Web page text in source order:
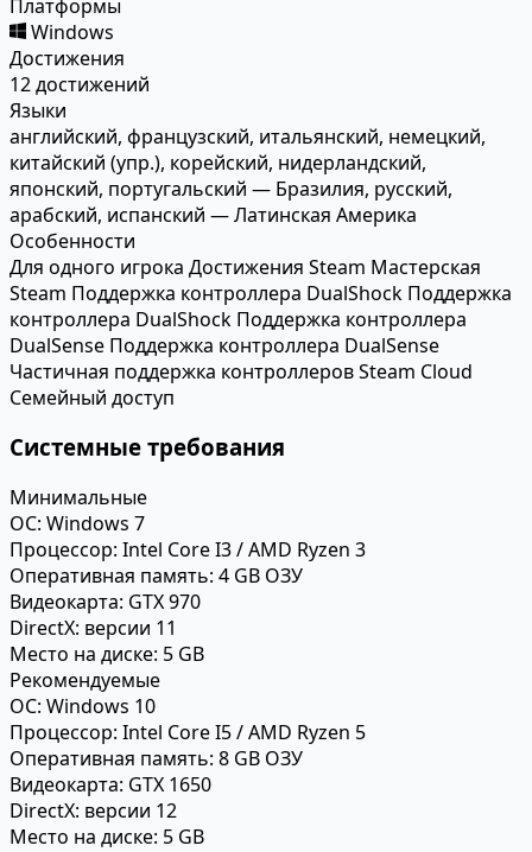
Платформы
Windows
Достижения
12 достижений
Языки
английский, французский, итальянский, немецкий,
китайский (упр.), корейский, нидерландский,
японский, португальский — Бразилия, русский,
арабский, испанский — Латинская Америка
Особенности
Для одного игрока Достижения Steam Мастерская
Steam Поддержка контроллера DualShock Поддержка
контроллера DualShock Поддержка контроллера
DualSense Поддержка контроллера DualSense
Частичная поддержка контроллеровSteam Cloud
Семейный доступ
Системные требования
Минимальные
ОС: Windows 7
Процессор: Intel Core I3 / AMD Ryzen 3
Оперативная память: 4 GB ОЗУ
Видеокарта: GTX 970
DirectX: версии 11
Место на диске: 5 GB
Рекомендуемые
ОС: Windows 10
Процессор: Intel Core I5 / AMD Ryzen 5
Оперативная память: 8 GB ОЗУ
Видеокарта: GTX 1650
DirectX: версии 12
Место на диске: 5 GB